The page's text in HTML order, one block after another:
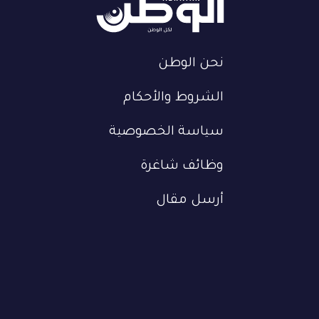
نحن الوطن
الشروط والأحكام
سياسة الخصوصية
وظائف شاغرة
أرسل مقال